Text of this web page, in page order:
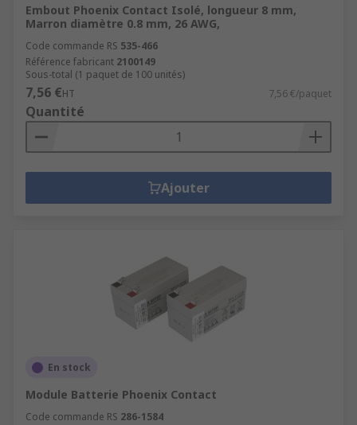
Embout Phoenix Contact Isolé, longueur 8 mm,
Marron diamètre 0.8 mm, 26 AWG,
Code commande RS 535-466
Référence fabricant 2100149
Sous-total (1 paquet de 100 unités)
7,56 €HT 7,56 €/paquet
Quantité
Ajouter
En stock
Module Batterie Phoenix Contact
Code commande RS 286-1584